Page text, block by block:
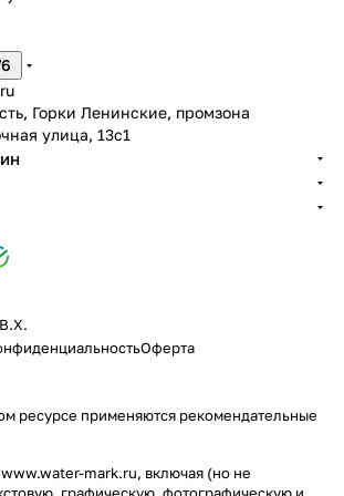
Горки Ленинские, промзона
улица, 13с1
Оферта
ресурсе применяются рекомендательные
mark.ru, включая (но не